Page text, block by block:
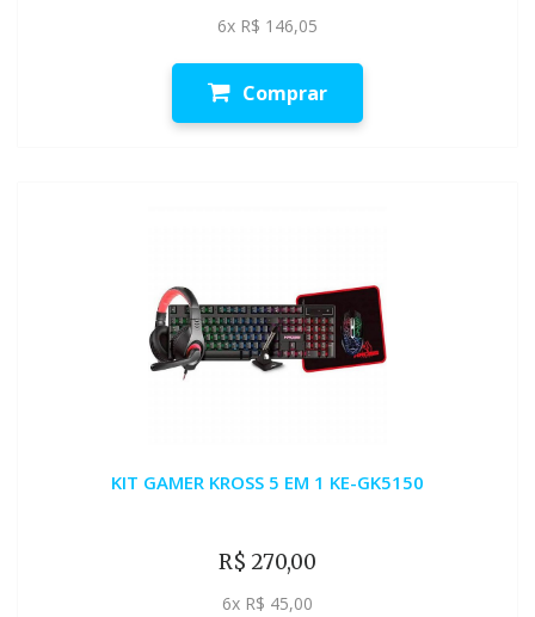
6x R$ 146,05
Comprar
KIT GAMER KROSS 5 EM 1 KE-GK5150
R$ 270,00
6x R$ 45,00